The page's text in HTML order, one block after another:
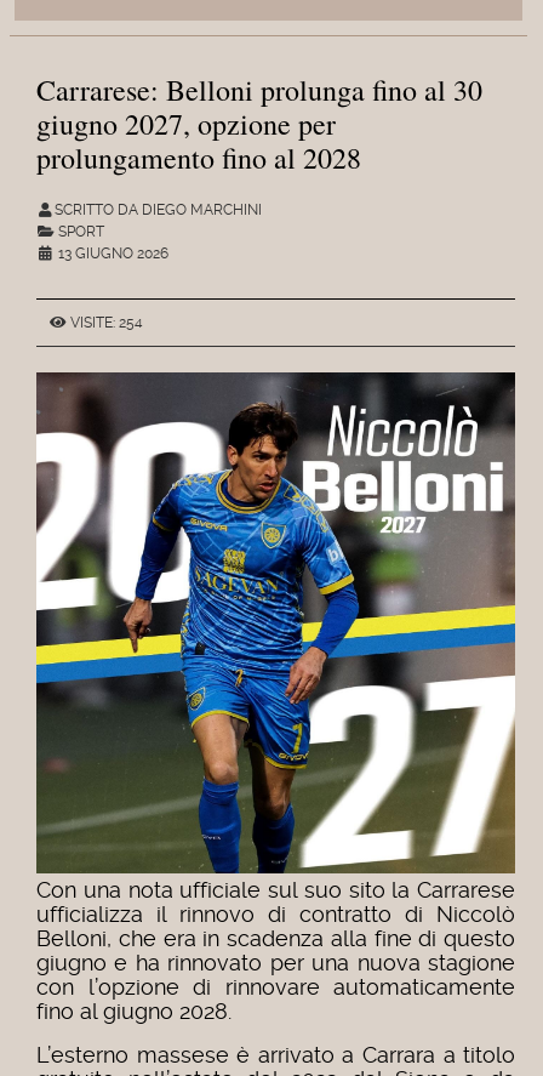
Carrarese: Belloni prolunga fino al 30
giugno 2027, opzione per
prolungamento fino al 2028
SCRITTO DA DIEGO MARCHINI
SPORT
13 GIUGNO 2026
VISITE: 254
Con una nota ufficiale sul suo sito la Carrarese
ufficializza il rinnovo di contratto di Niccolò
Belloni, che era in scadenza alla fine di questo
giugno e ha rinnovato per una nuova stagione
con l’opzione di rinnovare automaticamente
fino al giugno 2028.
L’esterno massese è arrivato a Carrara a titolo